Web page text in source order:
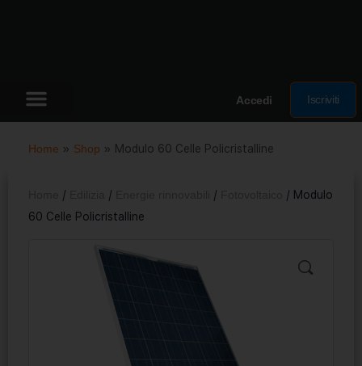
Accedi Iscriviti
Home » Shop » Modulo 60 Celle Policristalline
/ / /
/ Modulo
60 Celle Policristalline